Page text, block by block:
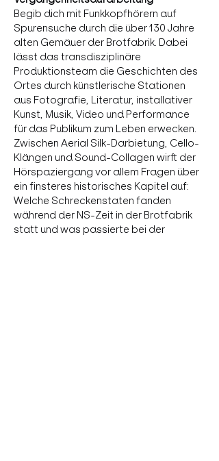
Begib dich mit Funkkopfhörern auf
Spurensuche durch die über 130 Jahre
alten Gemäuer der Brotfabrik. Dabei
lässt das transdisziplinäre
Produktionsteam die Geschichten des
Ortes durch künstlerische Stationen
aus Fotografie, Literatur, installativer
Kunst, Musik, Video und Performance
für das Publikum zum Leben erwecken.
Zwischen Aerial Silk-Darbietung, Cello-
Klängen und Sound-Collagen wirft der
Hörspaziergang vor allem Fragen über
ein finsteres historisches Kapitel auf:
Welche Schreckenstaten fanden
während der NS-Zeit in der Brotfabrik
statt und was passierte bei der